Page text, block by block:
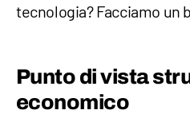
tecnologia? Facciamo un
Punto di vista
economico